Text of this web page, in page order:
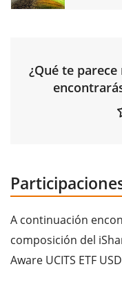
¿Qué te
A continuación
composición del
Aware UCITS ETF